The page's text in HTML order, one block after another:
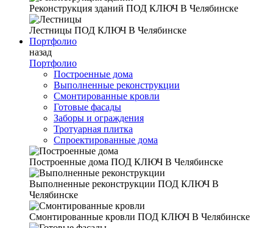
Реконструкция зданий ПОД КЛЮЧ В Челябинске
Лестницы ПОД КЛЮЧ В Челябинске
Портфолио
назад
Портфолио
Построенные дома
Выполненные реконструкции
Смонтированные кровли
Готовые фасады
Заборы и ограждения
Тротуарная плитка
Спроектированные дома
Построенные дома ПОД КЛЮЧ В Челябинске
Выполненные реконструкции ПОД КЛЮЧ В
Челябинске
Смонтированные кровли ПОД КЛЮЧ В Челябинске